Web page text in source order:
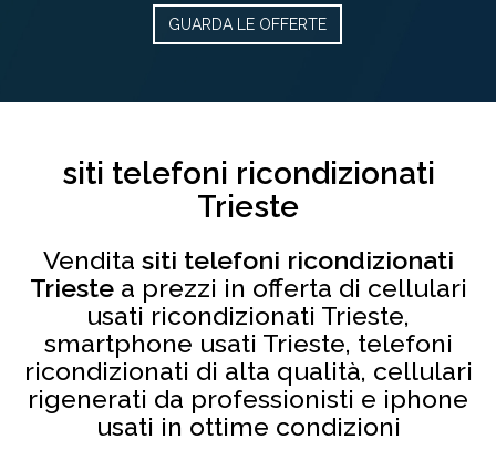
GUARDA LE OFFERTE
siti telefoni ricondizionati
Trieste
Vendita siti telefoni ricondizionati
Triestea prezzi in offerta di cellulari
usati ricondizionati Trieste,
smartphone usati Trieste, telefoni
ricondizionati di alta qualità, cellulari
rigenerati da professionisti e iphone
usati in ottime condizioni